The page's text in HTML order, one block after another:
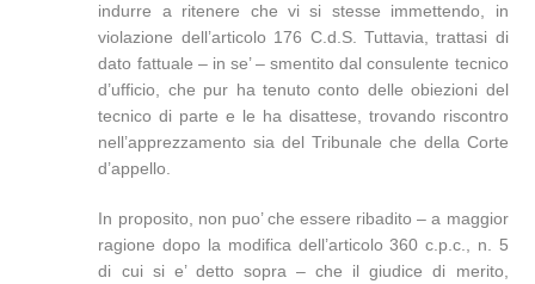
indurre a ritenere che vi si stesse immettendo, in
violazione dell’articolo 176 C.d.S. Tuttavia, trattasi di
dato fattuale – in se’ – smentito dal consulente tecnico
d’ufficio, che pur ha tenuto conto delle obiezioni del
tecnico di parte e le ha disattese, trovando riscontro
nell’apprezzamento sia del Tribunale che della Corte
d’appello.
In proposito, non puo’ che essere ribadito – a maggior
ragione dopo la modifica dell’articolo 360 c.p.c., n. 5
di cui si e’ detto sopra – che il giudice di merito,